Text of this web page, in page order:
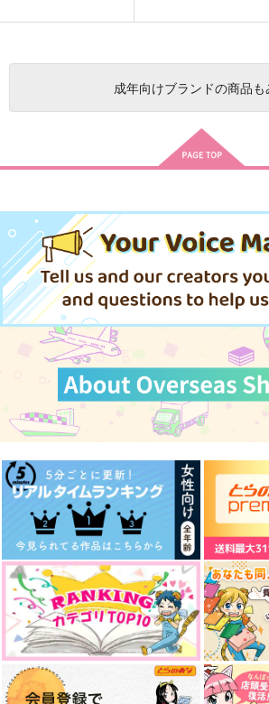
成年向けブランドの商品も